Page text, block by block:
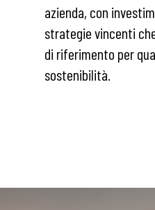
azienda, con
strategie vincenti
di riferimento per
sostenibilità.